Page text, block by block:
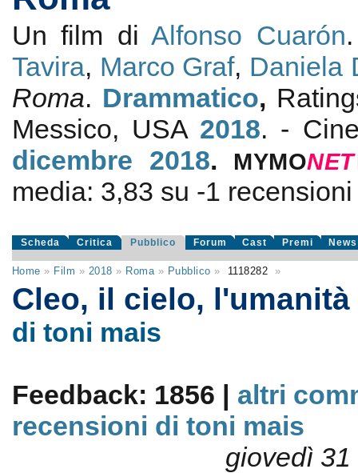
Un film diAlfonso Cuarón
Tavira, Marco Graf, Daniela
Roma. Drammatico,
Messico, USA 2018. -
dicembre 2018. MYMONET
media: 3,83 su -1
Scheda Critica Pubblico Forum Cast Premi News
Home » Film » 2018 » Roma» Pubblico » 1118282 »
Cleo, il cielo, l'umanità
di toni mais
Feedback: 1856 | altri
recensioni di toni mais
giovedì